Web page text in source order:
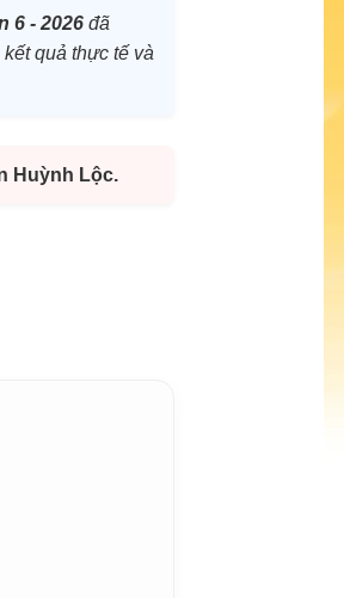
6 - 2026 đã
quả thực tế và
Huỳnh Lộc.